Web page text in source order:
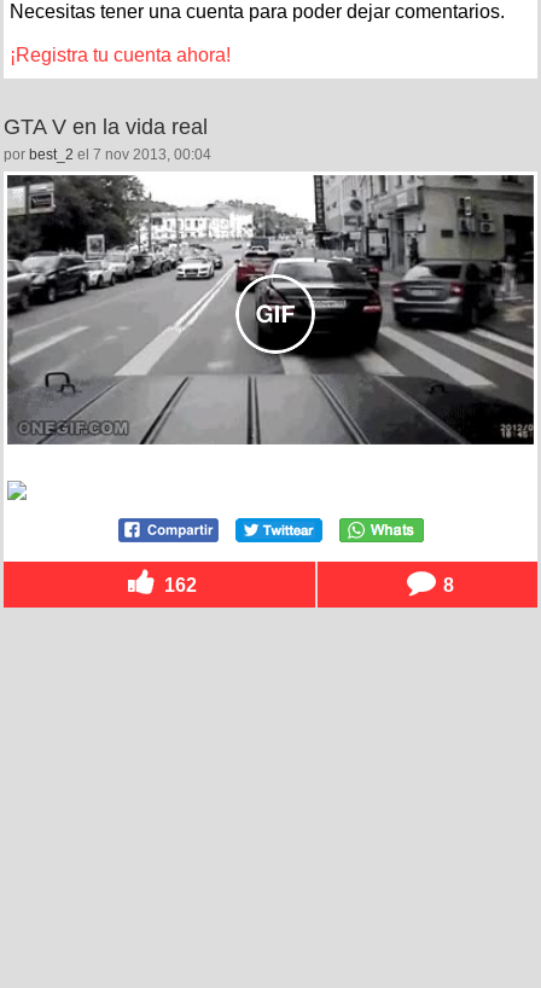
Necesitas tener una cuenta para poder dejar comentarios.
¡Registra tu cuenta ahora!
GTA V en la vida real
por best_2 el 7 nov 2013, 00:04
162 8